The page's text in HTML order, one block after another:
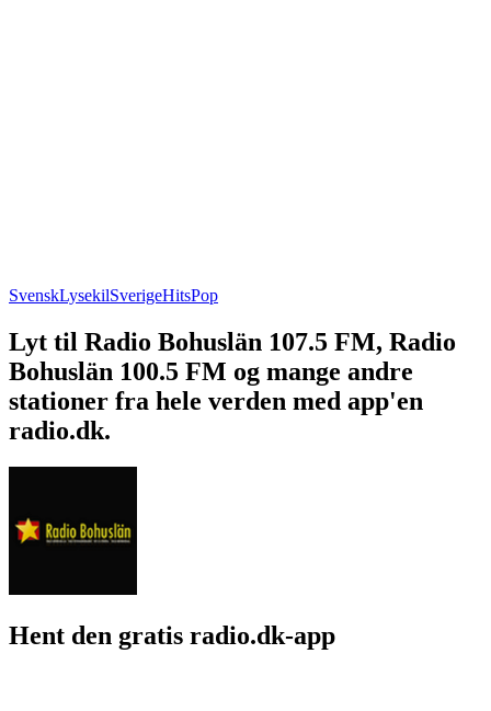
SvenskLysekilSverigeHitsPop
Lyt til Radio Bohuslän 107.5 FM, Radio
Bohuslän 100.5 FM og mange andre
stationer fra hele verden med app'en
radio.dk.
Hent den gratis radio.dk-app